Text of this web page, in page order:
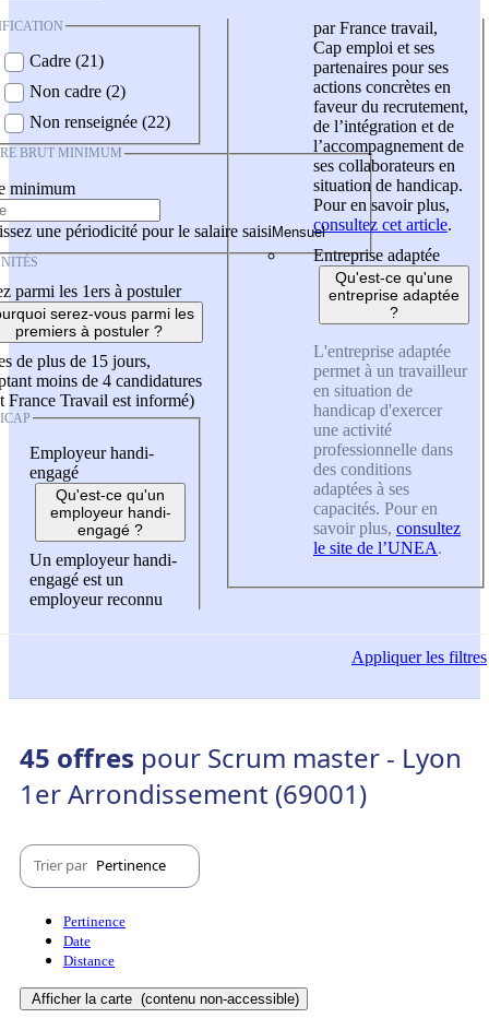
Cadre (21)
Non cadre (2)
Non renseignée (22)
BRUT MINIMUM
minimum
une périodicité pour le salaire saisi
parmi les 1ers à postuler
serez-vous parmi les
premiers à postuler ?
de plus de 15 jours,
moins de 4 candidatures
France Travail est informé)
Employeur handi-
engagé
Qu'est-ce qu'un
employeur handi-
engagé ?
Un employeur handi-
engagé est un
employeur reconnu
par France travail,
Cap emploi et ses
partenaires pour ses
actions concrètes en
faveur du recrutement,
de l’intégration et de
l’accompagnement de
ses collaborateurs en
situation de handicap.
Pour en savoir plus,
consultez cet article.
Entreprise adaptée
Qu'est-ce qu'une
entreprise adaptée
?
L'entreprise adaptée
permet à un travailleur
en situation de
handicap d'exercer
une activité
professionnelle dans
des conditions
adaptées à ses
capacités. Pour en
savoir plus, consultez
le site de l’UNEA.
Appliquerles filtres
45 offres pour Scrum master - Lyon
1er Arrondissement (69001)
Trier par Pertinence
Pertinence
Date
Distance
Afficher la carte (contenu non-accessible)